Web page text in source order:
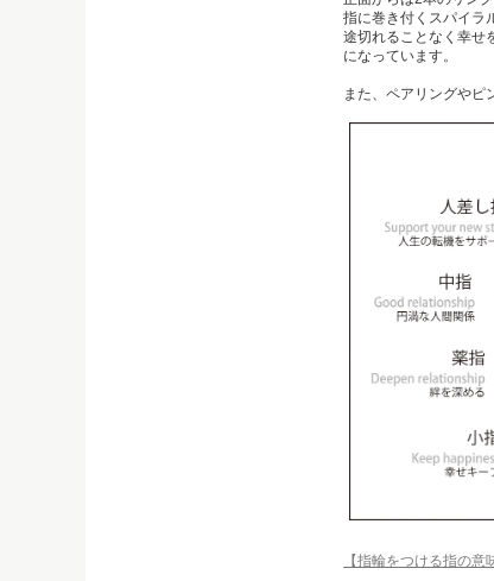
指に巻き付くスパイラ
途切れることなく幸せ
になっています。
また、ペアリングやピ
【指輪をつける指の